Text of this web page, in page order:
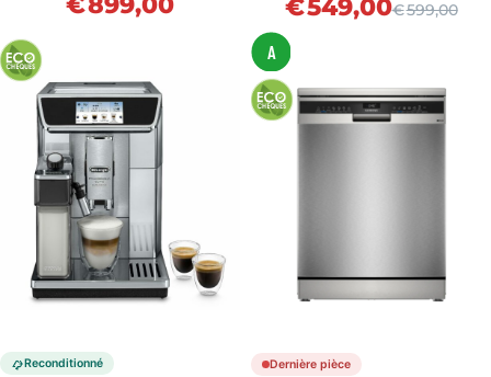
€599,00
€549,00
Reconditionné
A
Dernière pièce